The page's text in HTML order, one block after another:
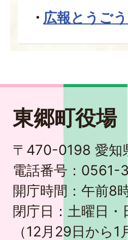
広報とうご
東郷町役場
〒470-0198 愛知
電話番号：
開庁時間：午前8
閉庁日：土曜日
（12月29日から1